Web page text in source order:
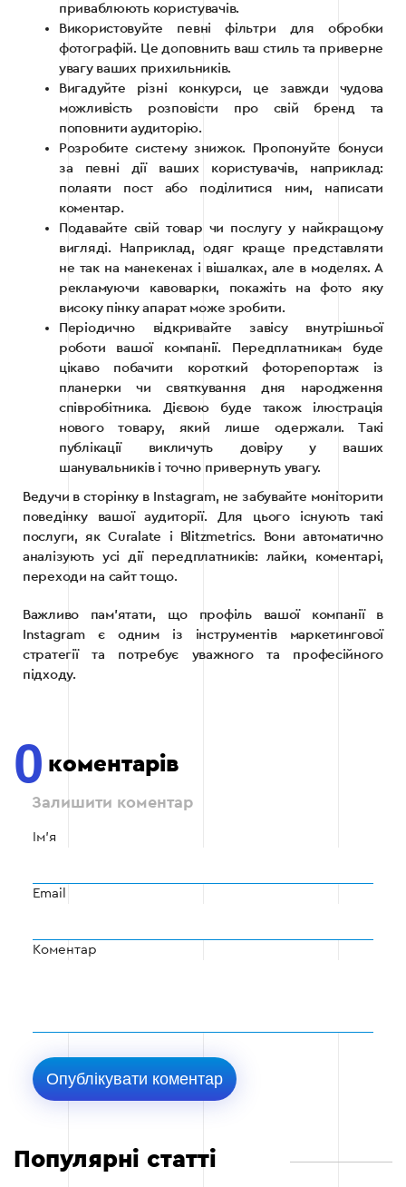
приваблюють користувачів.
Використовуйте певні фільтри для обробки
фотографій. Це доповнить ваш стиль та приверне
увагу ваших прихильників.
Вигадуйте різні конкурси, це завжди чудова
можливість розповісти про свій бренд та
поповнити аудиторію.
Розробите систему знижок. Пропонуйте бонуси
за певні дії ваших користувачів, наприклад:
полаяти пост або поділитися ним, написати
коментар.
Подавайте свій товар чи послугу у найкращому
вигляді. Наприклад, одяг краще представляти
не так на манекенах і вішалках, але в моделях. А
рекламуючи кавоварки, покажіть на фото яку
високу пінку апарат може зробити.
Періодично відкривайте завісу внутрішньої
роботи вашої компанії. Передплатникам буде
цікаво побачити короткий фоторепортаж із
планерки чи святкування дня народження
співробітника. Дієвою буде також ілюстрація
нового товару, який лише одержали. Такі
публікації викличуть довіру у ваших
шанувальників і точно привернуть увагу.
Ведучи в сторінку в Instagram, не забувайте моніторити
поведінку вашої аудиторії. Для цього існують такі
послуги, як Curalate і Blitzmetrics. Вони автоматично
аналізують усі дії передплатників: лайки, коментарі,
переходи на сайт тощо.
Важливо пам’ятати, що профіль вашої компанії в
Instagram є одним із інструментів маркетингової
стратегії та потребує уважного та професійного
підходу.
0 коментарів
Залишити коментар
Ім'я
Email
Коментар
Популярні статті